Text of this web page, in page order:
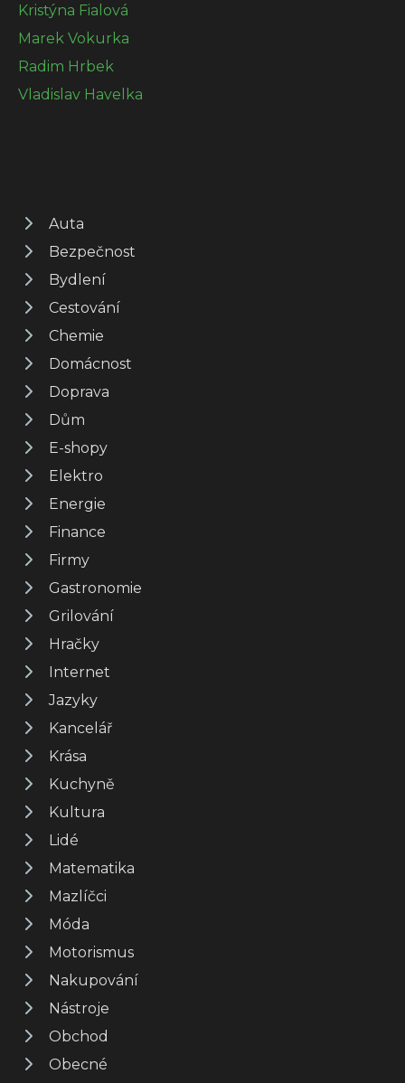
Kristýna Fialová
Marek Vokurka
Radim Hrbek
Vladislav Havelka
Auta
Bezpečnost
Bydlení
Cestování
Chemie
Domácnost
Doprava
Dům
E-shopy
Elektro
Energie
Finance
Firmy
Gastronomie
Grilování
Hračky
Internet
Jazyky
Kancelář
Krása
Kuchyně
Kultura
Lidé
Matematika
Mazlíčci
Móda
Motorismus
Nakupování
Nástroje
Obchod
Obecné